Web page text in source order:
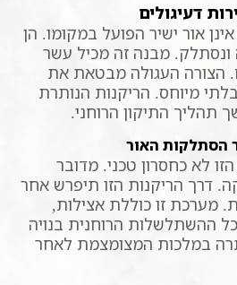
דעיגולים
אור ישיר הפועל במקומו. הן
מבנה זה מכיל עשר
הצורה העגולה מבטאת את
מיוחס. הריקנות הנותרת
תהליך התיקון הרוחני.
הסתלקות האור
לא כחסרון טכני. מדובר
דרך הריקנות הזו תיפרש אחר
מערכת זו כוללת אצילות,
ההשתלשלות הרוחנית בנויה
במלכות המצומצמת לאחר